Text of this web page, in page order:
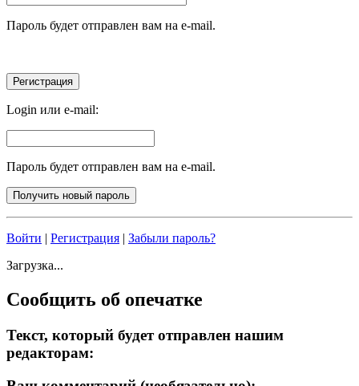
Пароль будет отправлен вам на e-mail.
Login или e-mail:
Пароль будет отправлен вам на e-mail.
Войти | Регистрация | Забыли пароль?
Загрузка...
Сообщить об опечатке
Текст, который будет отправлен нашим
редакторам: